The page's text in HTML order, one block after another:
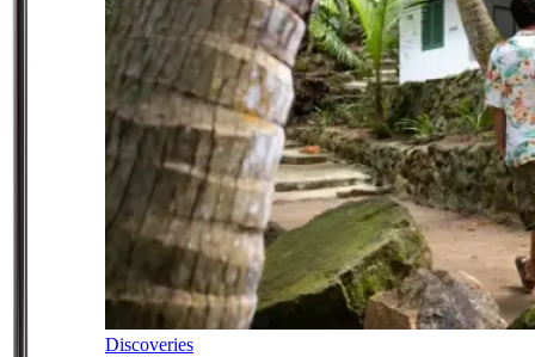
Discoveries